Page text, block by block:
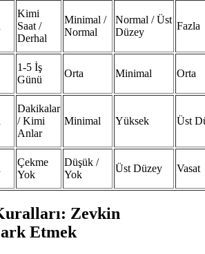
Kimi
Saat /
Derhal
Minimal /
Normal
Normal / Üst
Düzey
Fazla
1-5 İş
Günü
Orta Minimal Orta
Dakikalar
/ Kimi
Anlar
Minimal Yüksek Üst
Çekme
Yok
Düşük /
Yok
Üst Düzey Vasat
Zevkin
Etmek